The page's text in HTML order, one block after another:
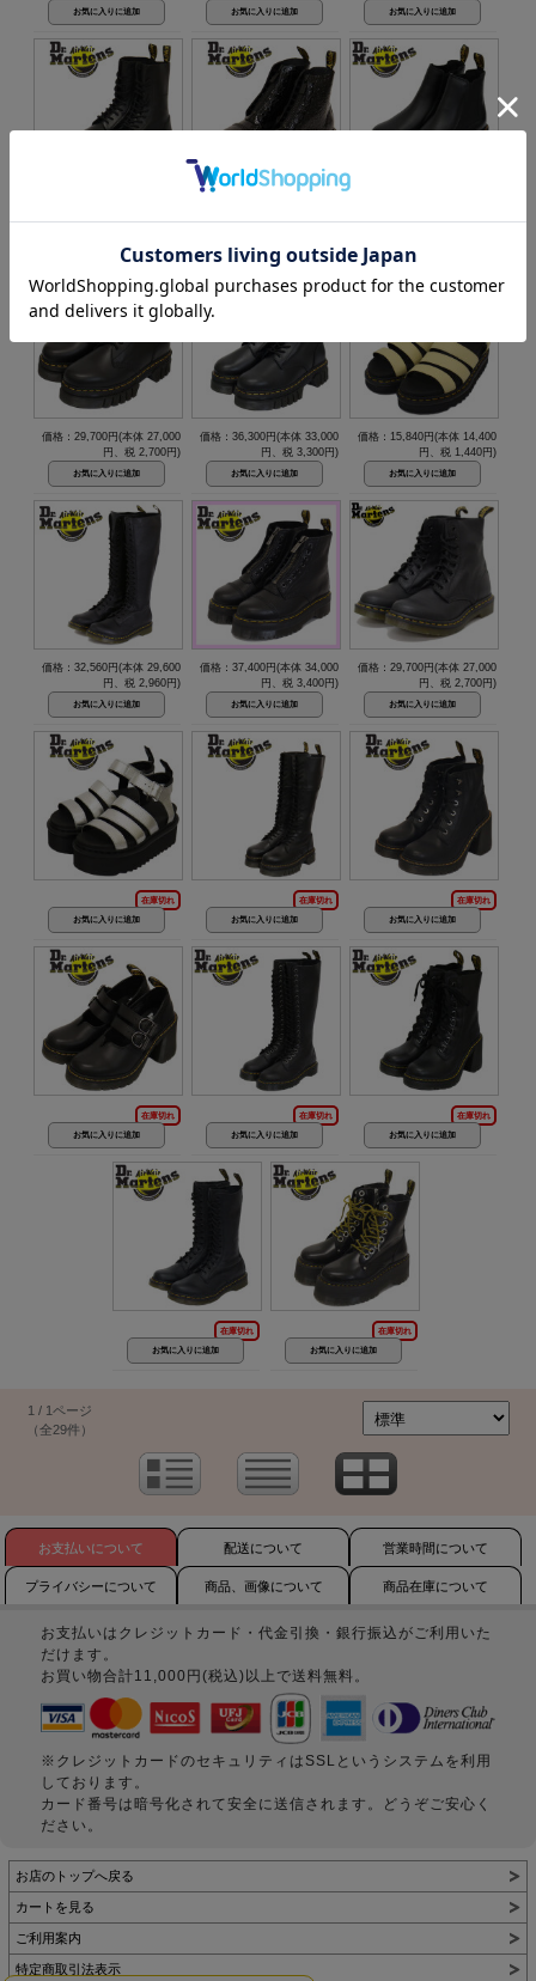
円、税 2,560円)
円、税 2,560円)
円、税 3,300円)
価格：29,700円(本体 27,000
円、税 2,700円)
価格：36,300円(本体 33,000
円、税 3,300円)
価格：15,840円(本体 14,400
円、税 1,440円)
価格：32,560円(本体 29,600
円、税 2,960円)
価格：37,400円(本体 34,000
円、税 3,400円)
価格：29,700円(本体 27,000
円、税 2,700円)
在庫切れ 在庫切れ 在庫切れ
在庫切れ 在庫切れ 在庫切れ
在庫切れ 在庫切れ
1 / 1ページ
（全29件）
お支払いについて 配送について 営業時間について
プライバシーについて 商品、画像について 商品在庫について
お支払いはクレジットカード・代金引換・銀行振込がご利用いた
だけます。
お買い物合計11,000円(税込)以上で送料無料。
※クレジットカードのセキュリティはSSLというシステムを利用
しております。
カード番号は暗号化されて安全に送信されます。どうぞご安心く
ださい。
お店のトップへ戻る
カートを見る
ご利用案内
特定商取引法表示